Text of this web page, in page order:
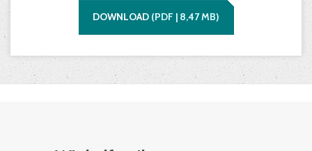
DOWNLOAD (PDF | 8,47MB)